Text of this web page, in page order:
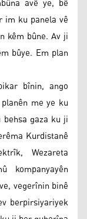
im ku panela vê
kêm bûne. Av ji
bûye. Em plan
bînin, ango
me ye ku
gaza ku ji
Kurdistanê
Wezareta
kompanyayên
vegerînin binê
berpirsiyariyek